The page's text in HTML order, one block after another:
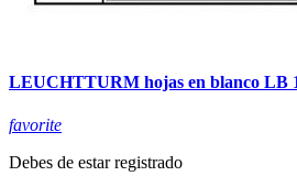
LEUCHTTURM hojas en blanco LB
favorite
Debes de estar registrado